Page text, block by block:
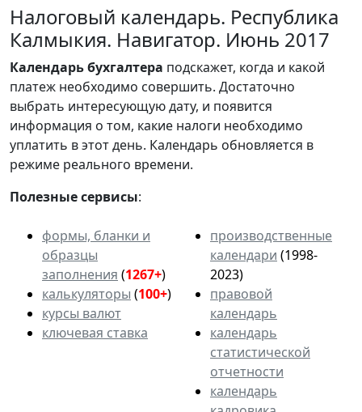
Налоговый календарь. Республика
Калмыкия. Навигатор. Июнь 2017
Календарьбухгалтера подскажет, когда и какой
платеж необходимо совершить. Достаточно
выбрать интересующую дату, и появится
информация о том, какие налоги необходимо
уплатить в этот день. Календарь обновляется в
режиме реального времени.
Полезные сервисы:
формы, бланки и
образцы
заполнения (1267+)
калькуляторы (100+)
курсы валют
ключевая ставка
производственные
календари (1998-
2023)
правовой
календарь
календарь
статистической
отчетности
календарь